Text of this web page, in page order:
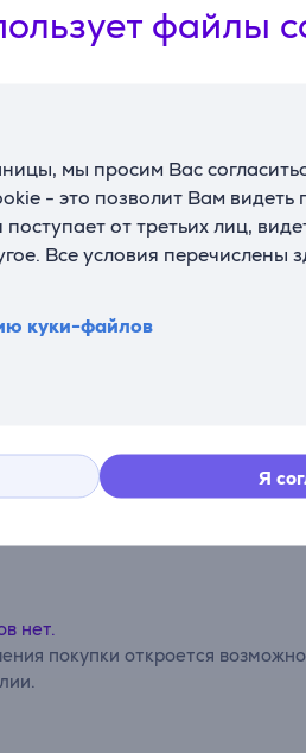
файлы
мы просим Вас
- это позволит Вам
от третьих лиц,
Все условия перечислены
куки-файлов
Я
Комментарии
нет.
покупки откроется